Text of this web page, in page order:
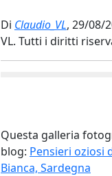
Di Claudio_VL, 29/08/
VL. Tutti i diritti
Questa galleria
blog: Pensieri oziosi
Bianca, Sardegna